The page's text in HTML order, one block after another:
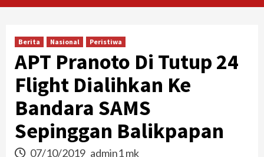
Berita Nasional Peristiwa
APT Pranoto Di Tutup 24
Flight Dialihkan Ke
Bandara SAMS
Sepinggan Balikpapan
07/10/2019 admin1 mk